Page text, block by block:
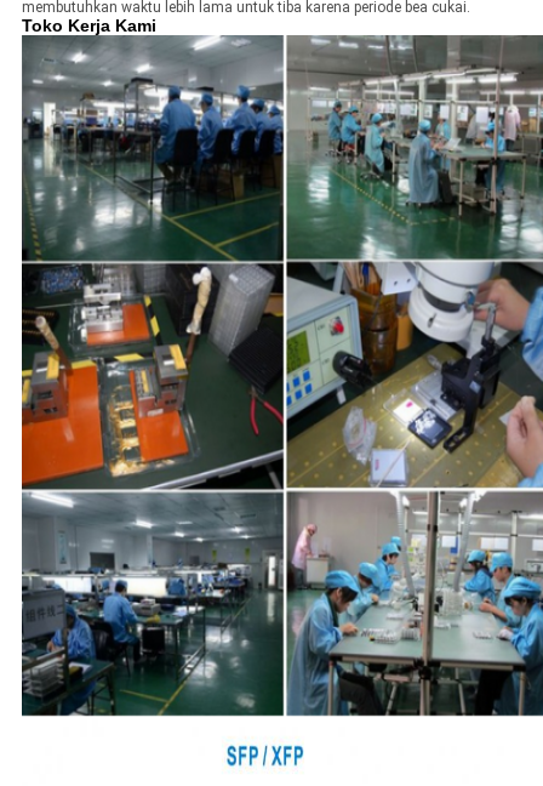
membutuhkan waktu lebih lama untuk tiba karena periode bea cukai.
Toko Kerja Kami